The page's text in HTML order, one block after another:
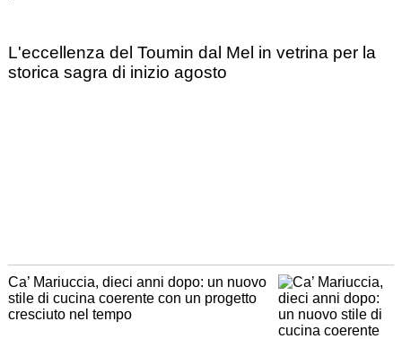
L'eccellenza del Toumin dal Mel in vetrina per la
storica sagra di inizio agosto
Ca’ Mariuccia, dieci anni dopo: un nuovo
stile di cucina coerente con un progetto
cresciuto nel tempo